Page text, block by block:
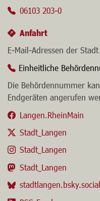
06103 203-0
Anfahrt
E-Mail-Adressen der
Einheitliche
Die Behördennummer
Endgeräten angerufen
Langen.RheinMain
Stadt_Langen
Stadt_Langen
Stadt_Langen
stadtlangen.bsky.social